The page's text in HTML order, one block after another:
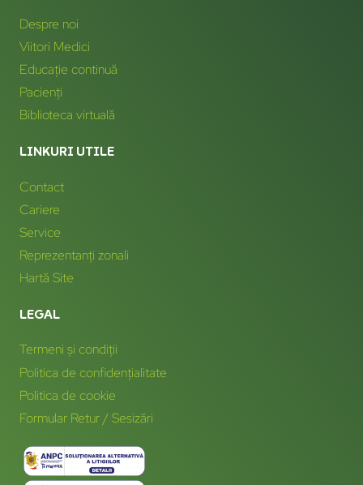
Despre noi
Viitori Medici
Educație continuă
Pacienți
Biblioteca virtuală
LINKURI UTILE
Contact
Cariere
Service
Reprezentanți zonali
Hartă Site
LEGAL
Termeni și condiții
Politica de confidențialitate
Politica de cookie
Formular Retur / Sesizări